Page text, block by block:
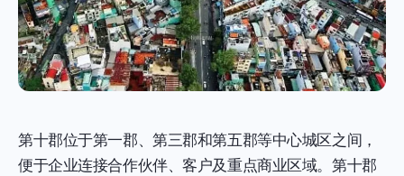
第十郡位于第一郡、第三郡和第五郡等中心城区之间，
便于企业连接合作伙伴、客户及重点商业区域。第十郡